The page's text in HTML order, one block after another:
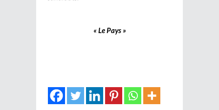
« Le Pays »